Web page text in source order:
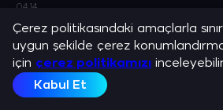
04:14
Başı Pare Pare Dumanlı Dağlar
03:18
Albümler
Çerez politikasındaki amaçlarla
uygun şekilde çerez
için çerez politikamızı
Kabul Et